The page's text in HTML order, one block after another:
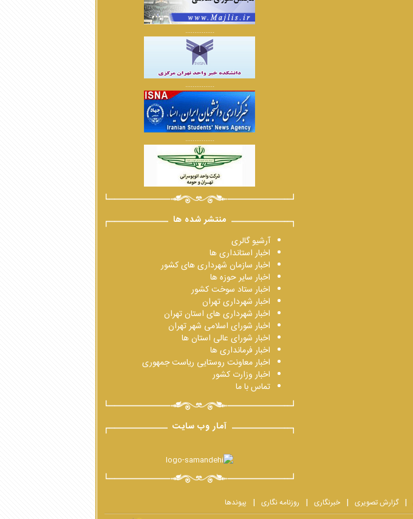
................
................
................
منتشر شده ها
آرشیو گالری
اخبار استانداری ها
اخبار سازمان شهرداری های کشور
اخبار سایر حوزه ها
اخبار ستاد سوخت کشور
اخبار شهرداری تهران
اخبار شهرداری های استان تهران
اخبار شورای اسلامی شهر تهران
اخبار شورای عالی استان ها
اخبار فرمانداری ها
اخبار معاونت روستایی ریاست جمهوری
اخبار وزارت کشور
تماس با ما
آمار وب سایت
گزارش تصویری خبرنگاری روزنامه نگاری پیوندها